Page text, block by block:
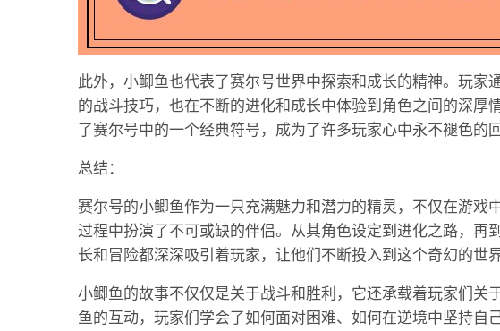
此外，小鲫鱼也代表了赛尔号世界中探索和成长的精神。玩家
的战斗技巧，也在不断的进化和成长中体验到角色之间的深厚
了赛尔号中的一个经典符号，成为了许多玩家心中永不褪色的回
总结：
赛尔号的小鲫鱼作为一只充满魅力和潜力的精灵，不仅在游戏
过程中扮演了不可或缺的伴侣。从其角色设定到进化之路，再
长和冒险都深深吸引着玩家，让他们不断投入到这个奇幻的世界
小鲫鱼的故事不仅仅是关于战斗和胜利，它还承载着玩家们关
鱼的互动，玩家们学会了如何面对困难、如何在逆境中坚持自